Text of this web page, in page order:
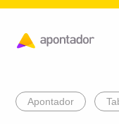
Apontador